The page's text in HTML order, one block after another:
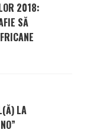
2018:
SĂ
LA